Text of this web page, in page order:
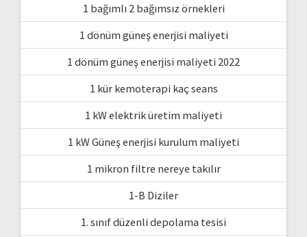
1 bağımlı 2 bağımsız örnekleri
1 dönüm güneş enerjisi maliyeti
1 dönüm güneş enerjisi maliyeti 2022
1 kür kemoterapi kaç seans
1 kW elektrik üretim maliyeti
1 kW Güneş enerjisi kurulum maliyeti
1 mikron filtre nereye takılır
1-B Diziler
1. sınıf düzenli depolama tesisi